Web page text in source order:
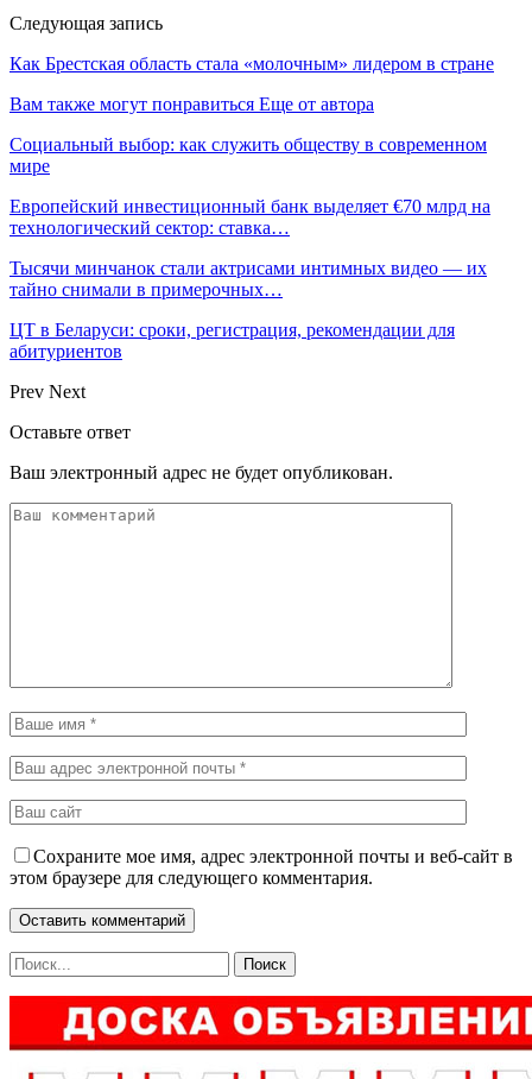
Следующая запись
Как Брестская область стала «молочным» лидером в стране
Вам также могут понравиться Еще от автора
Социальный выбор: как служить обществу в современном
мире
Европейский инвестиционный банк выделяет €70 млрд на
технологический сектор: ставка…
Тысячи минчанок стали актрисами интимных видео — их
тайно снимали в примерочных…
ЦТ в Беларуси: сроки, регистрация, рекомендации для
абитуриентов
Prev Next
Оставьте ответ
Ваш электронный адрес не будет опубликован.
Сохраните мое имя, адрес электронной почты и веб-сайт в
этом браузере для следующего комментария.